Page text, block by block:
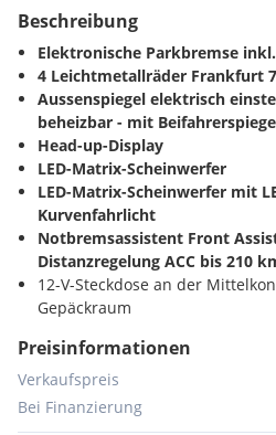
Beschreibung
Elektronische Parkbremse
4 Leichtmetallräder Frankfurt
Aussenspiegel elektrisch
beheizbar - mit
Head-up-Display
LED-Matrix-Scheinwerfer
LED-Matrix-Scheinwerfer mit
Kurvenfahrlicht
Notbremsassistent Front
Distanzregelung ACC bis 210
12-V-Steckdose an der
Gepäckraum
2 USB-C-Schnittstellen vorn - 1
Mittelkonsole hinten
230-V-Steckdose
4-Zylinder-Dieselmotor 2.0 l
Preisinformationen
Verkaufspreis
Bei Finanzierung